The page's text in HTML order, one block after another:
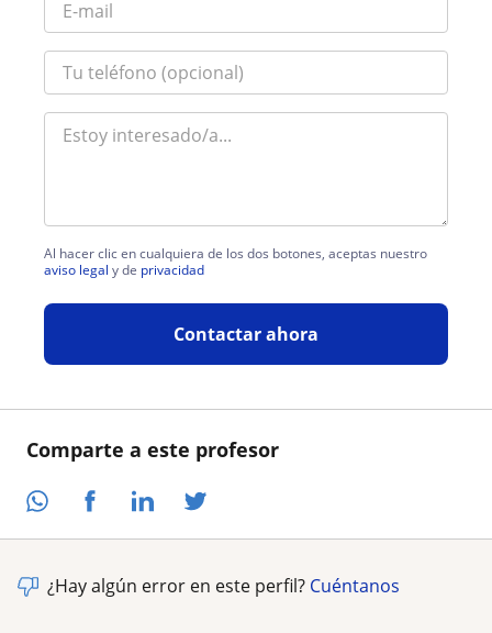
Comparte a este profesor
Al hacer clic en cualquiera de los dos botones, aceptas nuestro
aviso legal y de privacidad
Contactar ahora
¿Hay algún error en este perfil? Cuéntanos